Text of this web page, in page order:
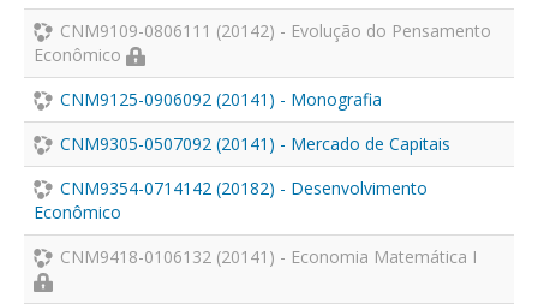
CNM9109-0806111 (20142) - Evolução do Pensamento
Econômico
CNM9125-0906092 (20141) - Monografia
CNM9305-0507092 (20141) - Mercado de Capitais
CNM9354-0714142 (20182) - Desenvolvimento
Econômico
CNM9418-0106132 (20141) - Economia Matemática I